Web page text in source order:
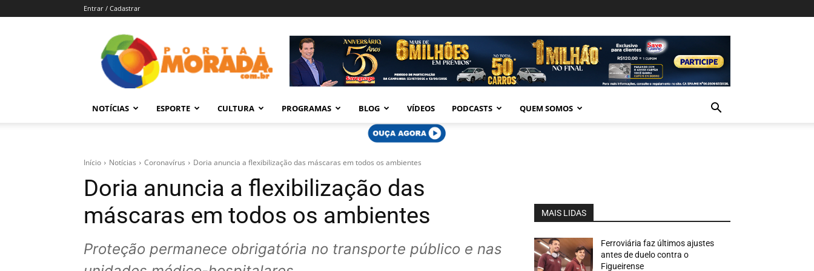
Entrar / Cadastrar
Morada
–
Araraquara
NOTÍCIAS ESPORTE CULTURA PROGRAMAS BLOG VÍDEOS PODCASTS QUEM SOMOS
Início Notícias Coronavírus Doria anuncia a flexibilização das máscaras em todos os ambientes
Doria anuncia a flexibilização das
máscaras em todos os ambientes
Proteção permanece obrigatória no transporte público e nas
MAIS LIDAS
Ferroviária faz últimos ajustes
antes de duelo contra o
Figueirense